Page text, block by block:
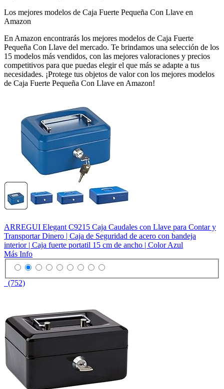
Los mejores modelos de Caja Fuerte Pequeña Con Llave en
Amazon
En Amazon encontrarás los mejores modelos de Caja Fuerte
Pequeña Con Llave del mercado. Te brindamos una selección de los
15 modelos más vendidos, con las mejores valoraciones y precios
competitivos para que puedas elegir el que más se adapte a tus
necesidades. ¡Protege tus objetos de valor con los mejores modelos
de Caja Fuerte Pequeña Con Llave en Amazon!
ARREGUI Elegant C9215 Caja Caudales con Llave para Contar y
Transportar Dinero | Caja de Seguridad de acero con bandeja
interior | Caja fuerte portatil 15 cm de ancho | Color Azul
Más Info
(752)